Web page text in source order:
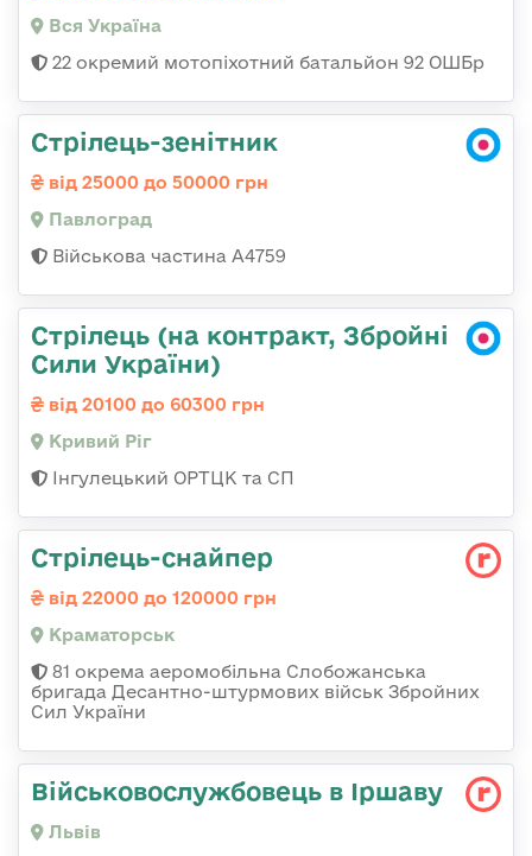
Вся Україна
22 окремий мотопіхотний батальйон 92 ОШБр
Стрілець-зенітник
від 25000 до 50000 грн
Павлоград
Військова частина А4759
Стрілець (на контракт, Збройні
Сили України)
від 20100 до 60300 грн
Кривий Ріг
Інгулецький ОРТЦК та СП
Стрілець-снайпер
від 22000 до 120000 грн
Краматорськ
81 окрема аеромобільна Слобожанська
бригада Десантно-штурмових військ Збройних
Сил України
Військовослужбовець в Іршаву
Львів